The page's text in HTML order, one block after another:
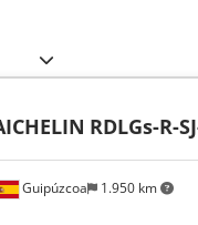
Guipúzcoa 1.950 km
RDLGs-R-